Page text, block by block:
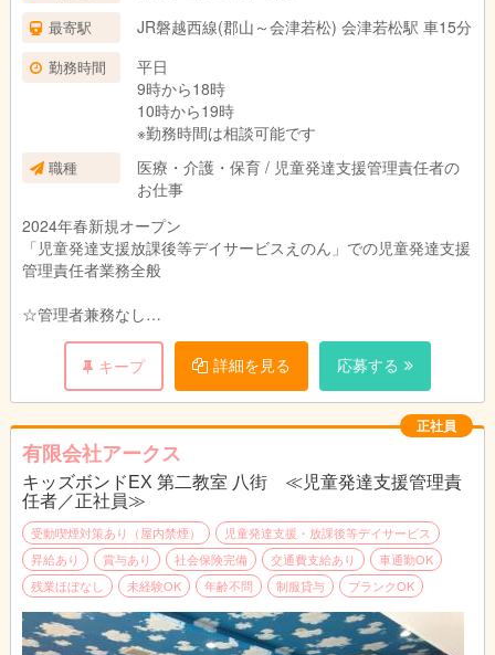
最寄駅 JR磐越西線(郡山～会津若松) 会津若松駅 車15分
勤務時間
平日
9時から18時
10時から19時
※勤務時間は相談可能です
職種
医療・介護・保育 / 児童発達支援管理責任者の
お仕事
2024年春新規オープン
「児童発達支援放課後等デイサービスえのん」での児童発達支援
管理責任者業務全般
☆管理者兼務なし
児童発達支援管理責任者業務に専従できます
☆送迎業務は相談可能です
キープ 詳細を見る 応募する
正社員
有限会社アークス
キッズボンドEX 第二教室 八街 ≪児童発達支援管理責
任者／正社員≫
受動喫煙対策あり（屋内禁煙）
児童発達支援・放課後等デイサービス
昇給あり
賞与あり 社会保険完備 交通費支給あり
車通勤OK
残業ほぼなし
未経験OK 年齢不問 制服貸与 ブランクOK